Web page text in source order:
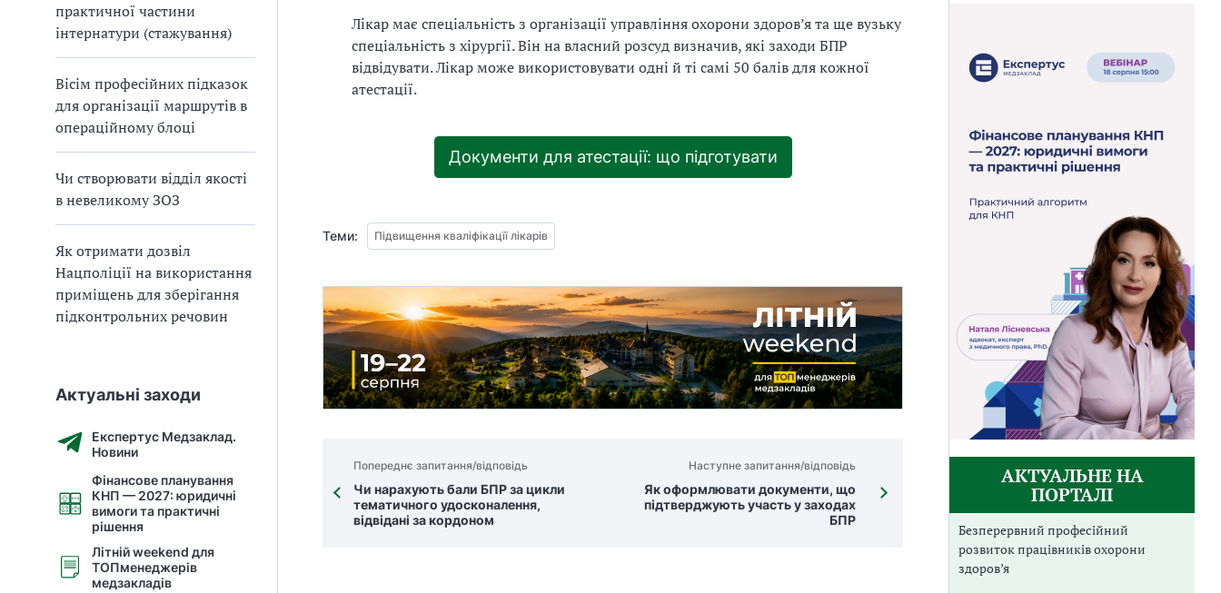
практичної частини
інтернатури (стажування)
Вісім професійних підказок
для організації маршрутів в
операційному блоці
Чи створювати відділ якості
в невеликому ЗОЗ
Як отримати дозвіл
Нацполіції на використання
приміщень для зберігання
підконтрольних речовин
Актуальні заходи
Експертус Медзаклад.
Новини
Фінансове планування
КНП — 2027: юридичні
вимоги та практичні
рішення
Літній weekend для
ТОПменеджерів
медзакладів
Лікар має спеціальність з організації управління охорони здоров’я та ще вузьку
спеціальність з хірургії. Він на власний розсуд визначив, які заходи БПР
відвідувати. Лікар може використовувати одні й ті самі 50 балів для кожної
атестації.
Документи для атестації: що підготувати
Теми: Підвищення кваліфікацїї лікарів
Попереднє запитання/відповідь
Чи нарахують бали БПР за цикли
тематичного удосконалення,
відвідані за кордоном
Наступне запитання/відповідь
Як оформлювати документи, що
підтверджують участь у заходах
БПР
АКТУАЛЬНЕ НА
ПОРТАЛІ
Безперервний професійний
розвиток працівників охорони
здоров’я